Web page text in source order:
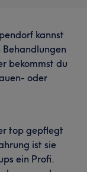
kannst
bekommst du
oder
top gepflegt
ist sie
ein Profi.